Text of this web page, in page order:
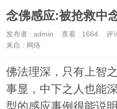
念佛感应:被抢救中
发布者 : admin 查看 : 1664
评
来自 : 网络
佛法理深，只有上智
事显，中下之人也能
型的感应事例很能说